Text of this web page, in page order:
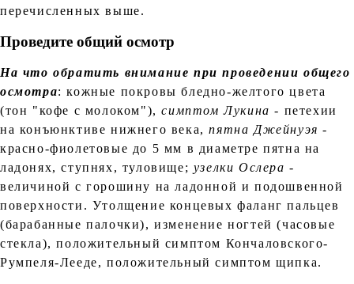
перечисленных выше.
Проведите общий осмотр
На что обратить внимание при проведении общего
осмотра: кожные покровы бледно-желтого цвета
(тон "кофе с молоком"),симптом Лукина - петехии
на конъюнктиве нижнего века,пятна Джейнуэя -
красно-фиолетовые до 5 мм в диаметре пятна на
ладонях, ступнях, туловище; узелки Ослера -
величиной с горошину на ладонной и подошвенной
поверхности. Утолщение концевых фаланг пальцев
(барабанные палочки), изменение ногтей (часовые
стекла), положительный симптом Кончаловского-
Румпеля-Лееде, положительный симптом щипка.